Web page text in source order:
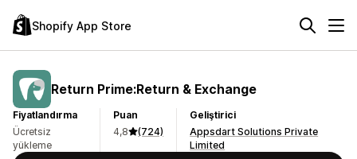
Shopify App Store
Return Prime:Return & Exchange
Fiyatlandırma
Ücretsiz
yükleme
Puan
4,8
(724)
Geliştirici
Appsdart Solutions Private
Limited